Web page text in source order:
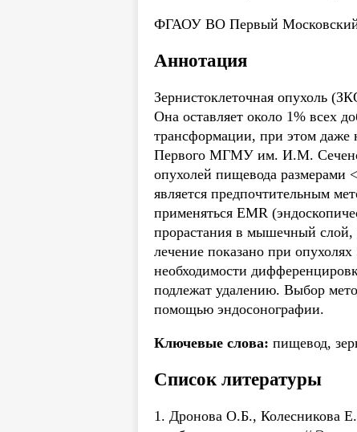
ФГАОУ ВО Первый Московский
Аннотация
Зернисто­клеточная опухоль
Она оставляет около 1% всех
трансформации, при этом
Первого МГМУ им. И.М.
опухолей пищевода размерами
является предпочтительным
применяться EMR
прорастания в мышечный слой,
лечение показано при
необходимости
подлежат удалению. Выбор
помощью эндосонографии.
Ключевые слова: пищевод,
Список литературы
1. Дронова О.Б., Колесникова